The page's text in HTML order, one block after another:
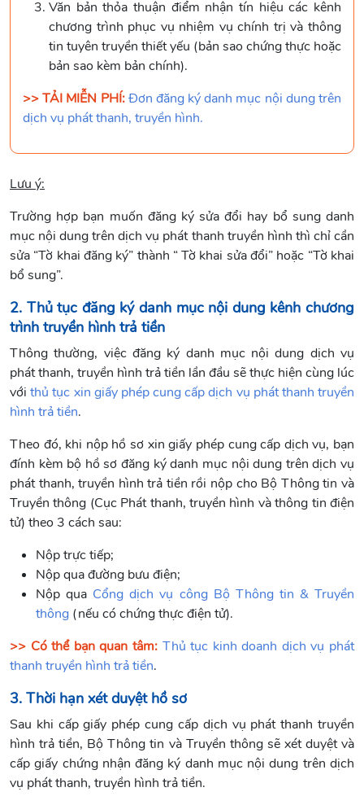
Văn bản thỏa thuận điểm nhận tín hiệu các kênh
chương trình phục vụ nhiệm vụ chính trị và thông
tin tuyên truyền thiết yếu (bản sao chứng thực hoặc
bản sao kèm bản chính).
>> TẢI MIỄN PHÍ:Đơn đăng ký danh mục nội dung trên
dịch vụ phát thanh, truyền hình.
Lưu ý:
Trường hợp bạn muốn đăng ký sửa đổi hay bổ sung danh
mục nội dung trên dịch vụ phát thanh truyền hình thì chỉ cần
sửa “Tờ khai đăng ký” thành “ Tờ khai sửa đổi” hoặc “Tờ khai
bổ sung”.
2. Thủ tục đăng ký danh mục nội dung kênh chương
trình truyền hình trả tiền
Thông thường, việc đăng ký danh mục nội dung dịch vụ
phát thanh, truyền hình trả tiền lần đầu sẽ thực hiện cùng lúc
vớithủ tục xin giấy phép cung cấp dịch vụ phát thanh truyền
hình trả tiền.
Theo đó, khi nộp hồ sơ xin giấy phép cung cấp dịch vụ, bạn
đính kèm bộ hồ sơ đăng ký danh mục nội dung trên dịch vụ
phát thanh, truyền hình trả tiền rồi nộp cho Bộ Thông tin và
Truyền thông (Cục Phát thanh, truyền hình và thông tin điện
tử) theo 3 cách sau:
Nộp trực tiếp;
Nộp qua đường bưu điện;
Nộp qua Cổng dịch vụ công Bộ Thông tin & Truyền
thông (nếu có chứng thực điện tử).
>> Có thể bạn quan tâm: Thủ tục kinh doanh dịch vụ phát
thanh truyền hình trả tiền.
3. Thời hạn xét duyệt hồ sơ
Sau khi cấp giấy phép cung cấp dịch vụ phát thanh truyền
hình trả tiền, Bộ Thông tin và Truyền thông sẽ xét duyệt và
cấp giấy chứng nhận đăng ký danh mục nội dung trên dịch
vụ phát thanh, truyền hình trả tiền.